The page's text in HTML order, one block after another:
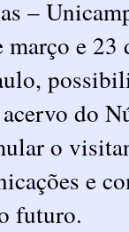
–
março e
do
o
e
futuro.